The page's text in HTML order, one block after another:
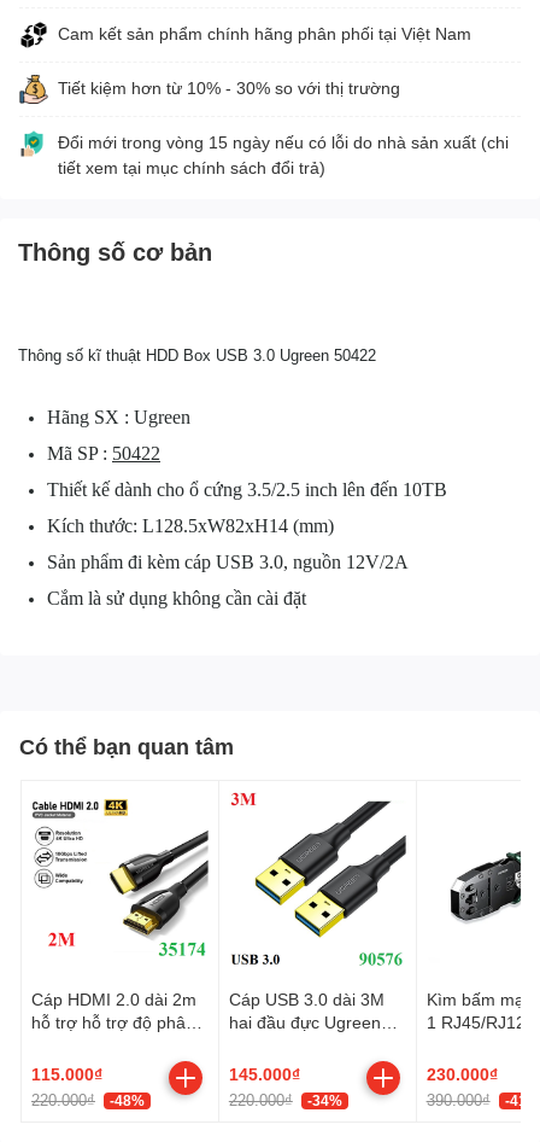
Cam kết sản phẩm chính hãng phân phối tại Việt Nam
Tiết kiệm hơn từ 10% - 30% so với thị trường
Đổi mới trong vòng 15 ngày nếu có lỗi do nhà sản xuất (chi
tiết xem tại mục chính sách đổi trả)
Thông số cơ bản
Thông số kĩ thuật HDD Box USB 3.0 Ugreen 50422
Hãng SX : Ugreen
Mã SP : 50422
Thiết kế dành cho ổ cứng 3.5/2.5 inch lên đến 10TB
Kích thước: L128.5xW82xH14 (mm)
Sản phẩm đi kèm cáp USB 3.0, nguồn 12V/2A
Cắm là sử dụng không cần cài đặt
Có thể bạn quan tâm
Cáp HDMI 2.0 dài 2m
hỗ trợ hỗ trợ độ phân
35174 cao cấp
115.000₫
220.000₫ -48%
Cáp USB 3.0 dài 3M
hai đầu đực Ugreen
145.000₫
220.000₫ -34%
Kìm bấm
1 RJ45/RJ12/
Ugreen 35971
230.000₫
390.000₫ -41%